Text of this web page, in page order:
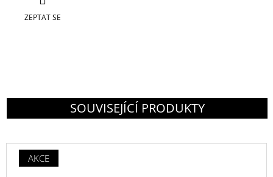
ZEPTAT SE
SOUVISEJÍCÍ PRODUKTY
AKCE